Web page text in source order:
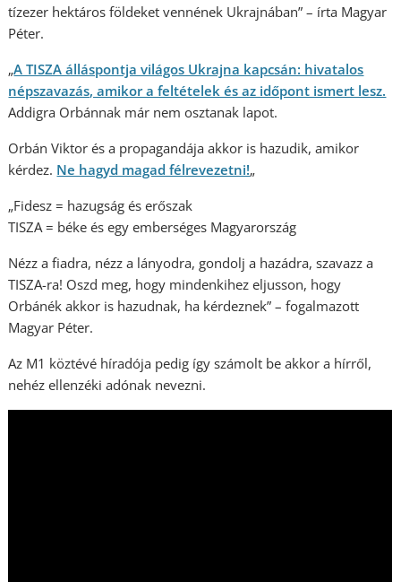
tízezer hektáros földeket vennének Ukrajnában” – írta Magyar
Péter.
„A TISZA álláspontja világos Ukrajna kapcsán: hivatalos
népszavazás, amikor a feltételek és az időpont ismert lesz.
Addigra Orbánnak már nem osztanak lapot.
Orbán Viktor és a propagandája akkor is hazudik, amikor
kérdez. Ne hagyd magad félrevezetni!„
„Fidesz = hazugság és erőszak
TISZA = béke és egy emberséges Magyarország
Nézz a fiadra, nézz a lányodra, gondolj a hazádra, szavazz a
TISZA-ra! Oszd meg, hogy mindenkihez eljusson, hogy
Orbánék akkor is hazudnak, ha kérdeznek” – fogalmazott
Magyar Péter.
Az M1 köztévé híradója pedig így számolt be akkor a hírről,
nehéz ellenzéki adónak nevezni.